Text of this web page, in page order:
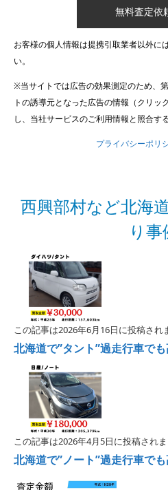
お客様の個人情報は提携引取業者以外に
い。
※当サイトでは広告の効果測定のため、
トの誘導元となった広告の情報（クリ
し、当社サービスのご利用情報と照合す
プライバシーポリ
西興部村など北海
り事
この記事は2026年6月16日に投稿され
北海道で”タント”過走行車でも
この記事は2026年4月5日に投稿され
北海道で”ノート”過走行車でも